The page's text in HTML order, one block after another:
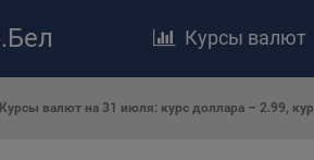
.Бел Курсы валют
Курсы валют на 31 июля: курс доллара – 2.99,